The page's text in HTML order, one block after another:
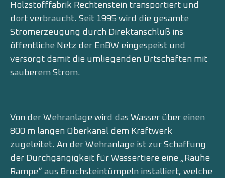
Holzstofffabrik Rechtenstein transportiert und
dort verbraucht. Seit 1995 wird die gesamte
Stromerzeugung durch Direktanschluß ins
öffentliche Netz der EnBW eingespeist und
versorgt damit die umliegenden Ortschaften mit
sauberem Strom.
Von der Wehranlage wird das Wasser über einen
800 m langen Oberkanal dem Kraftwerk
zugeleitet. An der Wehranlage ist zur Schaffung
der Durchgängigkeit für Wassertiere eine „Rauhe
Rampe“ aus Bruchsteintümpeln installiert, welche